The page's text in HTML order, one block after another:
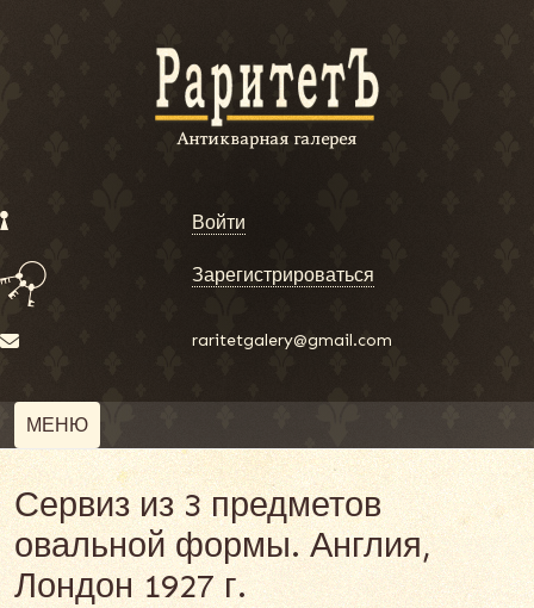
Войти
Зарегистрироваться
raritetgalery@gmail.com
МЕНЮ
Сервиз из 3 предметов
овальной формы. Англия,
Лондон 1927 г.